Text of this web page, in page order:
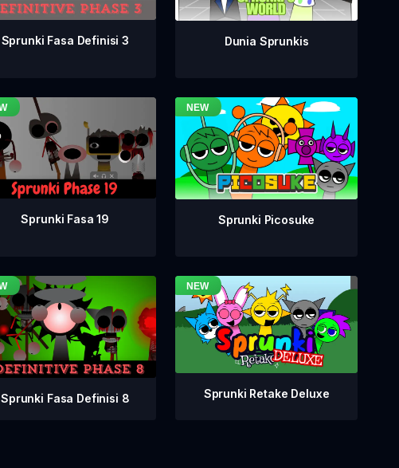
Sprunki Fasa Definisi 3 Dunia Sprunkis
Sprunki Fasa 19 Sprunki Picosuke
Sprunki Fasa Definisi 8 Sprunki Retake Deluxe